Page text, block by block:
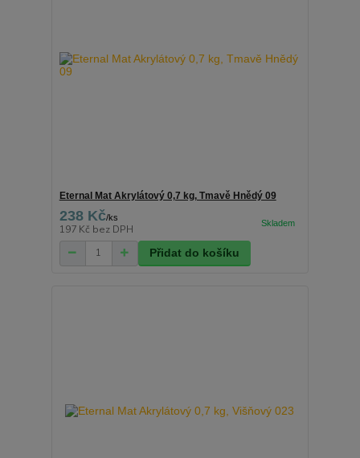
Eternal Mat Akrylátový 0,7 kg, Tmavě Hnědý 09
238 Kč/ks
197 Kč bez DPH
Přidat do košíku